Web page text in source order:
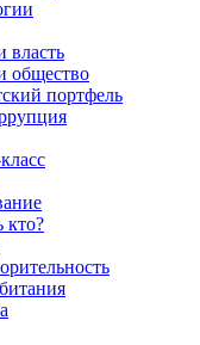
власть
общество
портфель
кто?